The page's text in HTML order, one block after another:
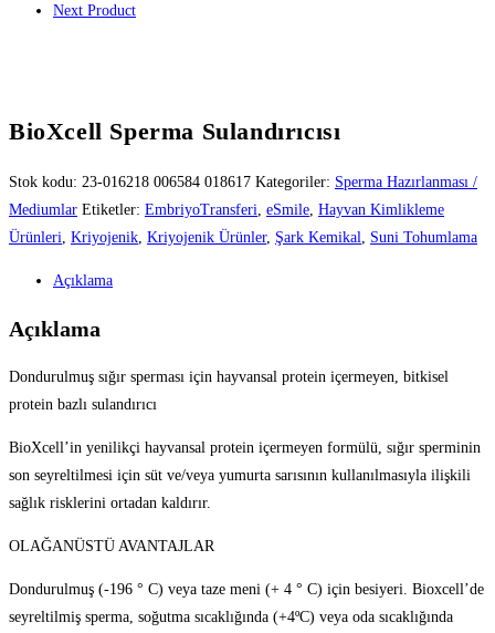
Next Product
BioXcell Sperma Sulandırıcısı
Stok kodu: 23-016218 006584 018617 Kategoriler: Sperma Hazırlanması /
Mediumlar Etiketler: EmbriyoTransferi, eSmile, Hayvan Kimlikleme
Ürünleri, Kriyojenik, Kriyojenik Ürünler, Şark Kemikal, Suni Tohumlama
Açıklama
Açıklama
Dondurulmuş sığır sperması için hayvansal protein içermeyen, bitkisel
protein bazlı sulandırıcı
BioXcell’in yenilikçi hayvansal protein içermeyen formülü, sığır sperminin
son seyreltilmesi için süt ve/veya yumurta sarısının kullanılmasıyla ilişkili
sağlık risklerini ortadan kaldırır.
OLAĞANÜSTÜ AVANTAJLAR
Dondurulmuş (-196 ° C) veya taze meni (+ 4 ° C) için besiyeri. Bioxcell’de
seyreltilmiş sperma, soğutma sıcaklığında (+4ºC) veya oda sıcaklığında